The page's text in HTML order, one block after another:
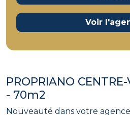
Voir
PROPRIANO
- 70m2
Nouveauté dans votre